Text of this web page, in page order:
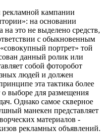
рекламной кампании
на основании
на это не выделено средств,
с обыкновенным
портрет» той
данный ролик или
собой фоторобот
людей и должен
эта тактика более
о выборе для размещения
Однако самое скверное
манекен представляет
материалов -
рекламных объявлений.